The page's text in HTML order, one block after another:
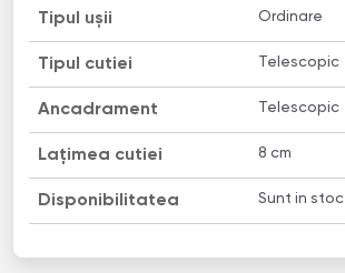
Tipul ușii Ordinare
Tipul cutiei Telescopic
Ancadrament Telescopic
Lațimea cutiei 8 сm
Disponibilitatea Sunt in stoc